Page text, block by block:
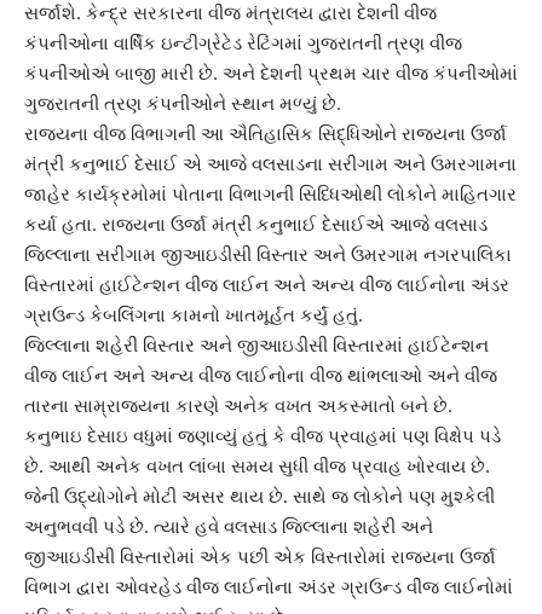
સર્જાશે. કેન્દ્ર સરકારના વીજ મંત્રાલય દ્વારા દેશની વીજ
કંપનીઓના વાર્ષિક ઇન્ટીગ્રેટેડ રેટિંગમાં ગુજરાતની ત્રણ વીજ
કંપનીઓએ બાજી મારી છે. અને દેશની પ્રથમ ચાર વીજ કંપનીઓમાં
ગુજરાતની ત્રણ કંપનીઓને સ્થાન મળ્યું છે.
રાજ્યના વીજ વિભાગની આ ઐતિહાસિક સિદ્ધિઓને રાજ્યના ઉર્જા
મંત્રી કનુભાઈ દેસાઈ એ આજે વલસાડના સરીગામ અને ઉમરગામના
જાહેર કાર્યક્રમોમાં પોતાના વિભાગની સિધ્ધિઓથી લોકોને માહિતગાર
કર્યા હતા. રાજ્યના ઉર્જા મંત્રી કનુભાઈ દેસાઈએ આજે વલસાડ
જિલ્લાના સરીગામ જીઆઇડીસી વિસ્તાર અને ઉમરગામ નગરપાલિકા
વિસ્તારમાં હાઈટેન્શન વીજ લાઈન અને અન્ય વીજ લાઈનોના અંડર
ગ્રાઉન્ડ કેબલિંગના કામનો ખાતમૂર્હત કર્યું હતું.
જિલ્લાના શહેરી વિસ્તાર અને જીઆઇડીસી વિસ્તારમાં હાઈટેન્શન
વીજ લાઈન અને અન્ય વીજ લાઈનોના વીજ થાંભલાઓ અને વીજ
તારના સામ્રાજ્યના કારણે અનેક વખત અકસ્માતો બને છે.
કનુભાઇ દેસાઇ વધુમાં જણાવ્યું હતું કે વીજ પ્રવાહમાં પણ વિક્ષેપ પડે
છે. આથી અનેક વખત લાંબા સમય સુધી વીજ પ્રવાહ ખોરવાય છે.
જેની ઉદ્યોગોને મોટી અસર થાય છે. સાથે જ લોકોને પણ મુશ્કેલી
અનુભવવી પડે છે. ત્યારે હવે વલસાડ જિલ્લાના શહેરી અને
જીઆઇડીસી વિસ્તારોમાં એક પછી એક વિસ્તારોમાં રાજ્યના ઉર્જા
વિભાગ દ્વારા ઓવરહેડ વીજ લાઈનોના અંડર ગ્રાઉન્ડ વીજ લાઈનોમાં